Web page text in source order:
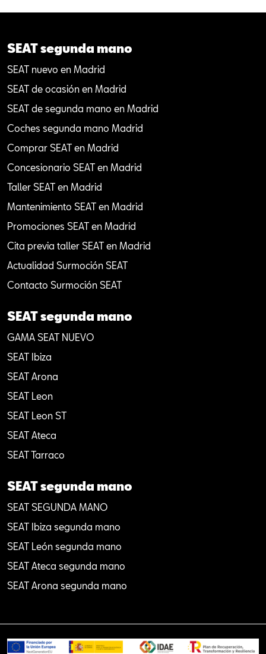
SEAT segunda mano
SEAT nuevo en Madrid
SEAT de ocasión en Madrid
SEAT de segunda mano en Madrid
Coches segunda mano Madrid
Comprar SEAT en Madrid
Concesionario SEAT en Madrid
Taller SEAT en Madrid
Mantenimiento SEAT en Madrid
Promociones SEAT en Madrid
Cita previa taller SEAT en Madrid
Actualidad Surmoción SEAT
Contacto Surmoción SEAT
SEAT segunda mano
GAMA SEAT NUEVO
SEAT Ibiza
SEAT Arona
SEAT Leon
SEAT Leon ST
SEAT Ateca
SEAT Tarraco
SEAT segunda mano
SEAT SEGUNDA MANO
SEAT Ibiza segunda mano
SEAT León segunda mano
SEAT Ateca segunda mano
SEAT Arona segunda mano